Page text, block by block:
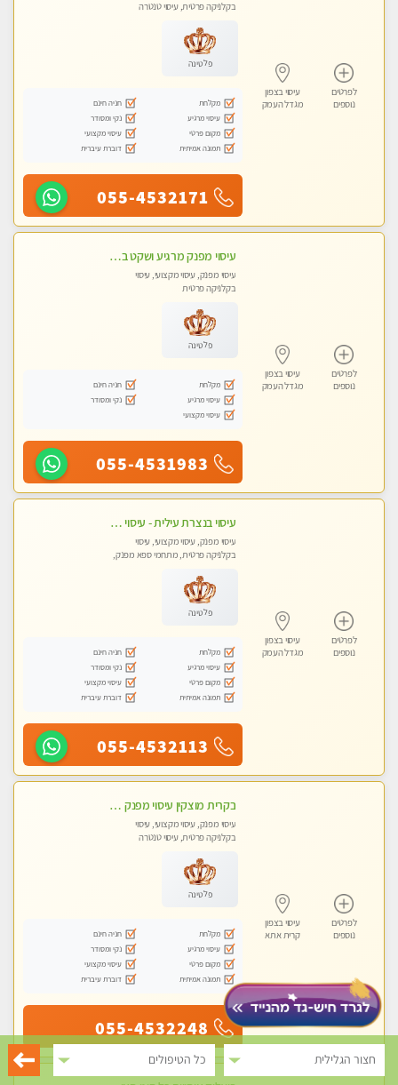
חצור הגלילית כל הטיפולים
לפרטים
נוספים
עיסוי בצפון
מגדל העמק
בקלניקה פרטית, עיסוי טנטרה
פלטינה
מקלחת
חניה חינם
עיסוי מרגיע
נקי ומסודר
מקום פרטי
עיסוי מקצועי
תמונה אמיתית
דוברת עיברית
055-4532171
לפרטים
נוספים
עיסוי בצפון
מגדל העמק
עיסוי מפנק מרגיע ושקט במקום מדהים עיסוי מושקע מאוד
עיסוי מפנק, עיסוי מקצועי, עיסוי
בקלניקה פרטית
פלטינה
מקלחת
חניה חינם
עיסוי מרגיע
נקי ומסודר
עיסוי מקצועי
055-4531983
לפרטים
נוספים
עיסוי בצפון
מגדל העמק
עיסוי בנצרת עילית - עיסוי מפנק ומקצועי ומרגיע ושקט במקום מדהים עיסוי מושקע מאוד
עיסוי מפנק, עיסוי מקצועי, עיסוי
בקלניקה פרטית, מתחמי ספא מפנק,
פלטינה
מקלחת
חניה חינם
עיסוי מרגיע
נקי ומסודר
מקום פרטי
עיסוי מקצועי
תמונה אמיתית
דוברת עיברית
055-4532113
לפרטים
נוספים
עיסוי בצפון
קרית אתא
בקרית מוצקין עיסוי מפנק מרגיע ושקט במקום מדהים עיסוי מושקע מאוד-
עיסוי מפנק, עיסוי מקצועי, עיסוי
בקלניקה פרטית, עיסוי טנטרה
פלטינה
מקלחת
חניה חינם
עיסוי מרגיע
נקי ומסודר
מקום פרטי
עיסוי מקצועי
תמונה אמיתית
דוברת עיברית
055-4532248